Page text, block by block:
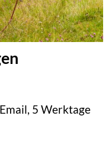
5 Werktage